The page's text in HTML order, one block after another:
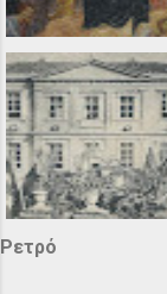
Ρετρό